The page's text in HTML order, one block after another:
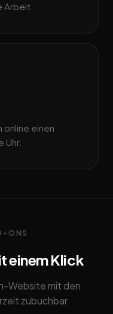
Arbeit.
einen
Uhr.
ONS
einem Klick
Website mit den
zubuchbar